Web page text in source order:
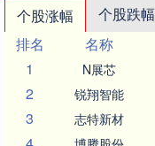
个股涨幅 个股跌幅
排名
名称
1
N展芯
2 锐翔智能
3 志特新材